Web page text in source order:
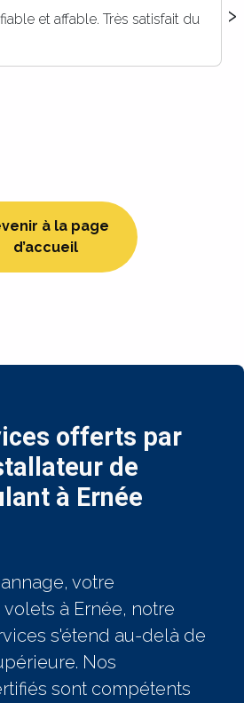
prestataires dorénavant ,
à vous pour votre réactivité, et
recommandons ++++
›
à la page
d’accueil
offerts par
de
à Ernée
votre
à Ernée, notre
s'étend au-delà de
Nos
sont compétents